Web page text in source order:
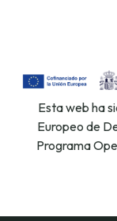
Esta web ha
Europeo de
Programa